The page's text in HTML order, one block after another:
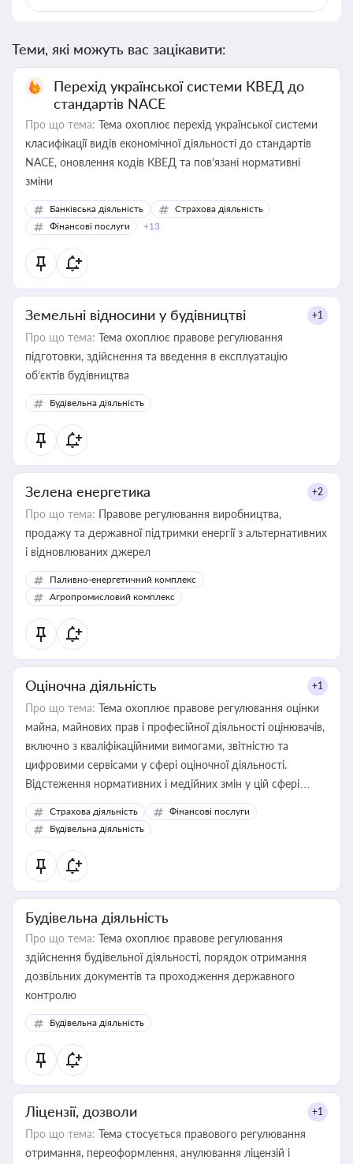
Теми, які можуть вас зацікавити:
Перехід української системи КВЕД до
стандартів NACE
Про що тема: Тема охоплює перехід української системи
класифікації видів економічної діяльності до стандартів
NACE, оновлення кодів КВЕД та пов'язані нормативні
зміни
Банківська діяльність
Страхова діяльність
Фінансові послуги
+13
Земельні відносини у будівництві +1
Про що тема: Тема охоплює правове регулювання
підготовки, здійснення та введення в експлуатацію
об’єктів будівництва
Будівельна діяльність
Зелена енергетика +2
Про що тема: Правове регулювання виробництва,
продажу та державної підтримки енергії з альтернативних
і відновлюваних джерел
Паливно-енергетичний комплекс
Агропромисловий комплекс
Оціночна діяльність +1
Про що тема: Тема охоплює правове регулювання оцінки
майна, майнових прав і професійної діяльності оцінювачів,
включно з кваліфікаційними вимогами, звітністю та
цифровими сервісами у сфері оціночної діяльності.
Відстеження нормативних і медійних змін у цій сфері
корисне для власника бізнесу, керівника, юриста або
бухгалтера під час оподаткування, приватизації, оренди
державного майна, корпоративних угод і перевірки
статусу суб'єктів оціночної діяльності
Страхова діяльність
Фінансові послуги
Будівельна діяльність
Будівельна діяльність
Про що тема: Тема охоплює правове регулювання
здійснення будівельної діяльності, порядок отримання
дозвільних документів та проходження державного
контролю
Будівельна діяльність
Ліцензії, дозволи +1
Про що тема: Тема стосується правового регулювання
отримання, переоформлення, анулювання ліцензій і